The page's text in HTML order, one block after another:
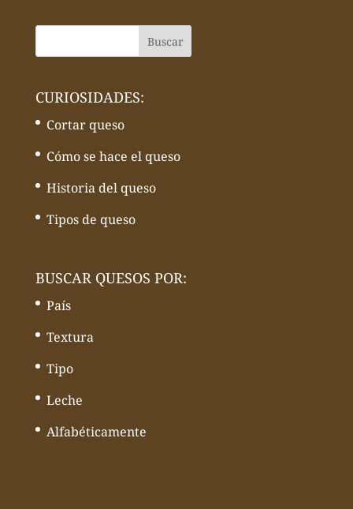
CURIOSIDADES:
Cortar queso
Cómo se hace el queso
Historia del queso
Tipos de queso
BUSCAR QUESOS POR:
País
Textura
Tipo
Leche
Alfabéticamente